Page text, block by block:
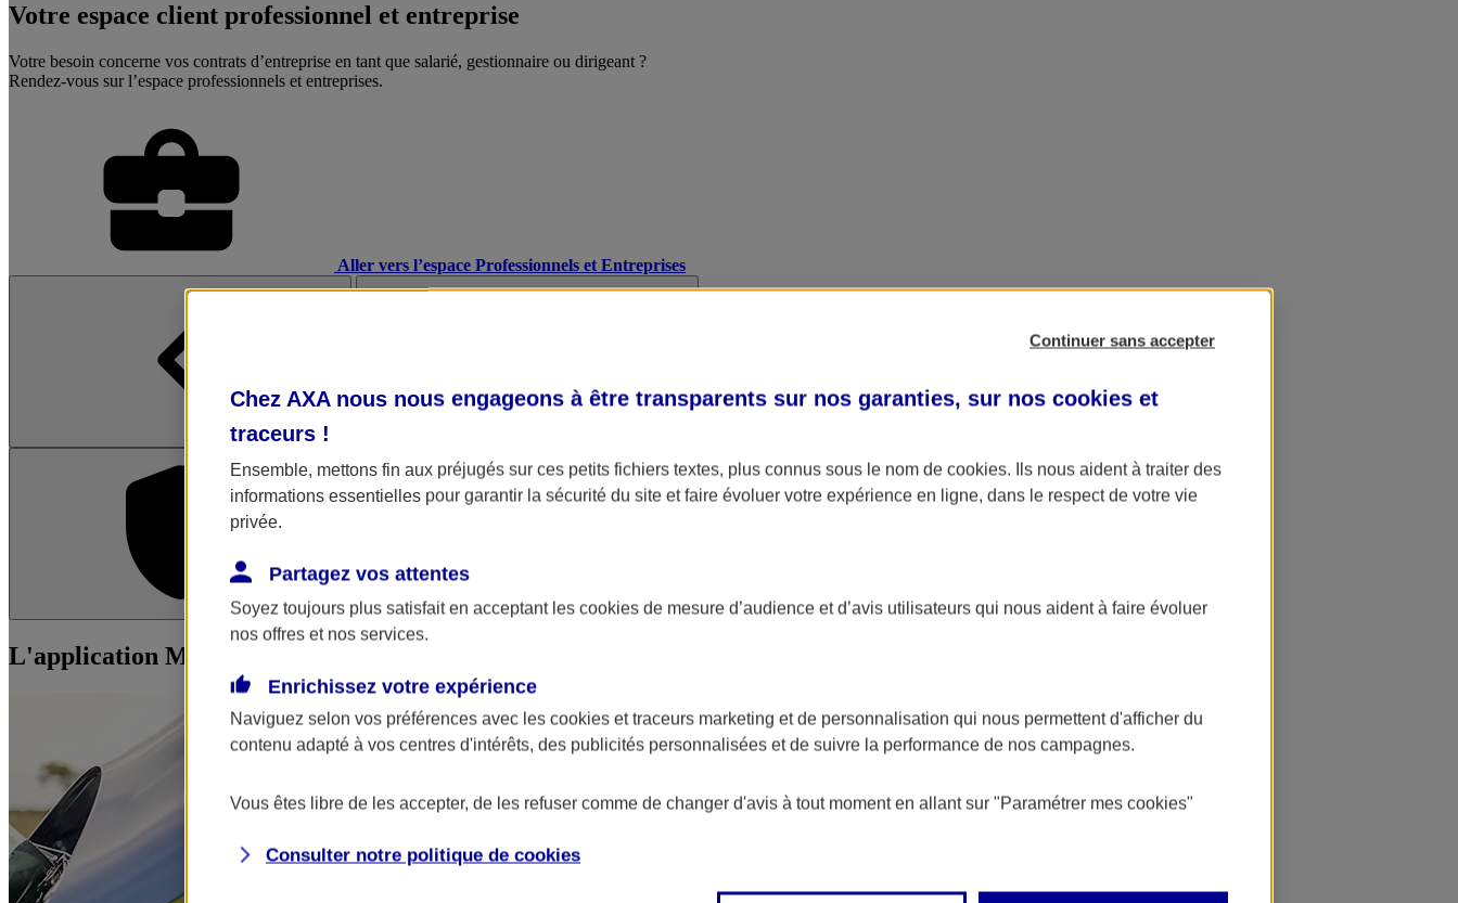
Votre espace client professionnel et entreprise
Votre besoin concerne vos contrats d’entreprise en tant que salarié, gestionnaire ou dirigeant ?
Rendez-vous sur l’espace professionnels et entreprises.
Aller vers l’espace Professionnels et Entreprises
L'application Mon AXA Assurance L'application AXA Banque
L'application Mon AXA Assurance, tous vos contrats en poche !
Continuer sans accepter
Chez AXA nous nous engageons à être transparents sur nos garanties, sur nos cookies et
traceurs !
Ensemble, mettons fin aux préjugés sur ces petits fichiers textes, plus connus sous le nom de cookies. Ils nous aident à traiter des
informations essentielles pour garantir la sécurité du site et faire évoluer votre expérience en ligne, dans le respect de votre vie
privée.
Partagez vos attentes
Soyez toujours plus satisfait en acceptant les cookies de mesure d’audience et d’avis utilisateurs qui nous aident à faire évoluer
nos offres et nos services.
Enrichissez votre expérience
Naviguez selon vos préférences avec les cookies et traceurs marketing et de personnalisation qui nous permettent d'afficher du
contenu adapté à vos centres d'intérêts, des publicités personnalisées et de suivre la performance de nos campagnes.
Vous êtes libre de les accepter, de les refuser comme de changer d'avis à tout moment en allant sur "Paramétrer mes cookies"
Consulter notre politique de cookies